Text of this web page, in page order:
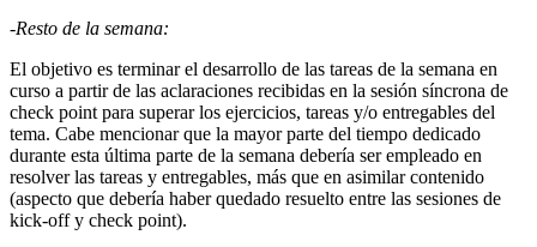
-Resto de la semana:
El objetivo es terminar el desarrollo de las tareas de la semana en
curso a partir de las aclaraciones recibidas en la sesión síncrona de
check point para superar los ejercicios, tareas y/o entregables del
tema. Cabe mencionar que la mayor parte del tiempo dedicado
durante esta última parte de la semana debería ser empleado en
resolver las tareas y entregables, más que en asimilar contenido
(aspecto que debería haber quedado resuelto entre las sesiones de
kick-off y check point).